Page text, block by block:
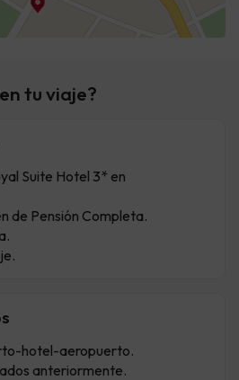
tu viaje?
Suite Hotel 3* en
de Pensión Completa.
hotel-aeropuerto.
anteriormente.